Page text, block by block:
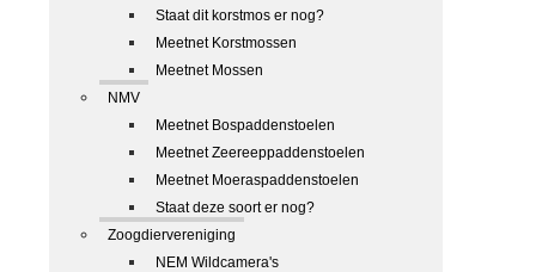
Staat dit korstmos er nog?
Meetnet Korstmossen
Meetnet Mossen
NMV
Meetnet Bospaddenstoelen
Meetnet Zeereeppaddenstoelen
Meetnet Moeraspaddenstoelen
Staat deze soort er nog?
Zoogdiervereniging
NEM Wildcamera's